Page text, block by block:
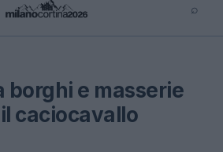
⌕
borghi e masserie
caciocavallo